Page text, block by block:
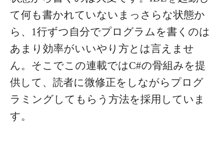
て何も書かれていないまっさらな状態か
ら、1行ずつ自分でプログラムを書くのは
あまり効率がいいやり方とは言えませ
ん。 そこでこの連載ではC#の骨組みを提
供して、読者に微修正をしながらプログ
ラミングしてもらう方法を採用していま
す。